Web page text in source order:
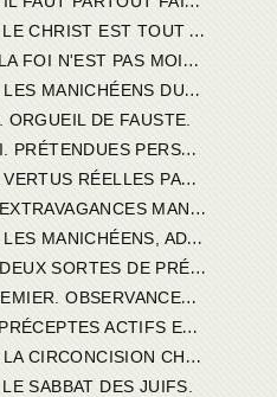
C
HAPITRE IV. LE CHRIST EST TOUT A LA FOIS FILS DE DIEU ET FILS DE L'HOMME.
C
HAPITRE V. LA FOI N'EST PAS MOINS NÉCESSAIRE QUE LES OEUVRES. CONSTANCE DEVENU CATHOLIQUE, DE MANICHÉEN QU'IL ÉTAIT.
C
HAPITRE VI. LES MANICHÉENS DUPES OU IMPOSTEURS.
DE FAUSTE.
C
HAPITRE VIII. PRÉTENDUES PERSÉCUTIONS DE FAUSTE.
C
HAPITRE IX. VERTUS RÉELLES PARMI LES CATHOLIQUES.
C
HAPITRE X. EXTRAVAGANCES MANICHÉENNES.
C
HAPITRE XI. LES MANICHÉENS, ADORATEURS DU SOLEIL.
DE PRÉCEPTES ANCIENS.
C
HAPITRE PREMIER. OBSERVANCES PRESCRITES DANS L'ANCIEN TESTAMENT.
C
HAPITRE II. PRÉCEPTES ACTIFS ET PRÉCEPTES FIGURATIFS.
C
HAPITRE III. LA CIRCONCISION CHARNELLE.
SABBAT DES JUIFS.